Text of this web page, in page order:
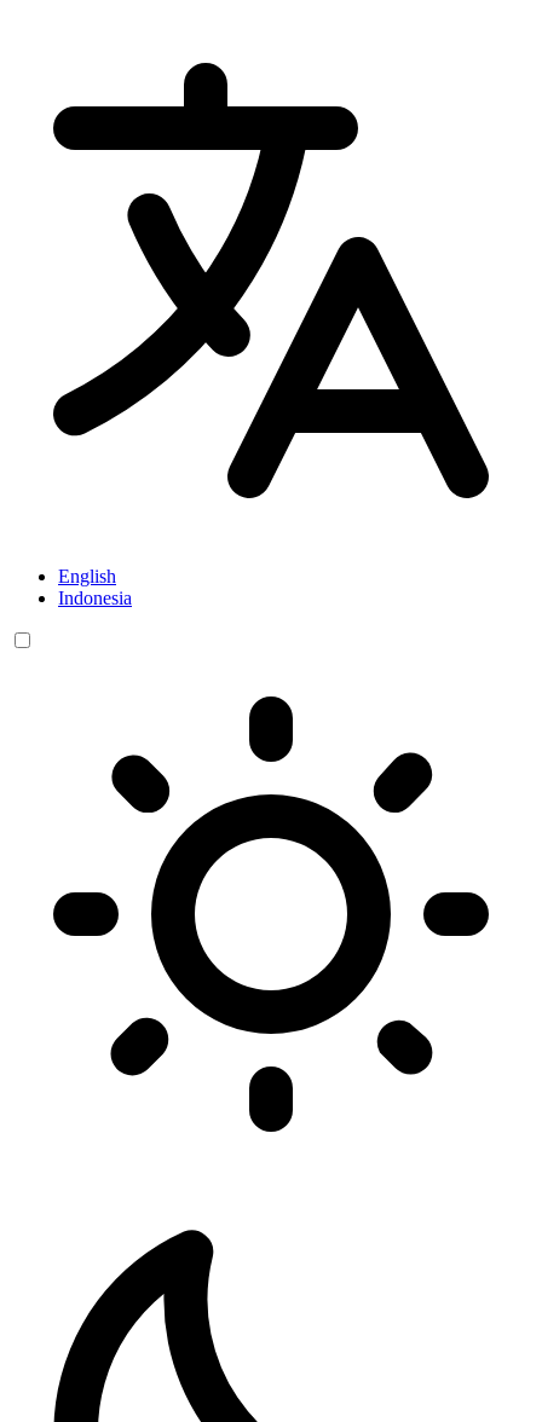
English
Indonesia